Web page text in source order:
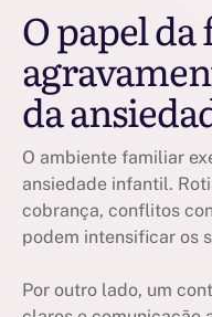
O papel
da
O ambiente familiar
ansiedade infantil.
cobrança, conflitos
podem intensificar os
Por outro lado, um